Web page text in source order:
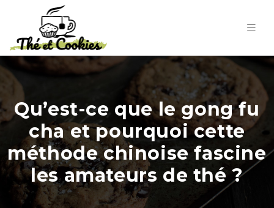
Qu’est-ce que le gong fu
cha et pourquoi cette
méthode chinoise fascine
les amateurs de thé ?